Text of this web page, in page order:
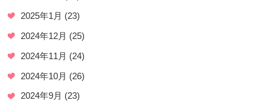
2025年1月 (23)
2024年12月 (25)
2024年11月 (24)
2024年10月 (26)
2024年9月 (23)